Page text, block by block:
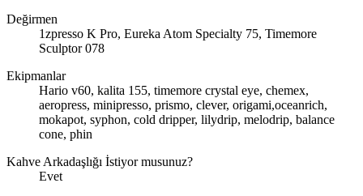
Değirmen
1zpresso K Pro, Eureka Atom Specialty 75, Timemore
Sculptor 078
Ekipmanlar
Hario v60, kalita 155, timemore crystal eye, chemex,
aeropress, minipresso, prismo, clever, origami,oceanrich,
mokapot, syphon, cold dripper, lilydrip, melodrip, balance
cone, phin
Kahve Arkadaşlığı İstiyor musunuz?
Evet